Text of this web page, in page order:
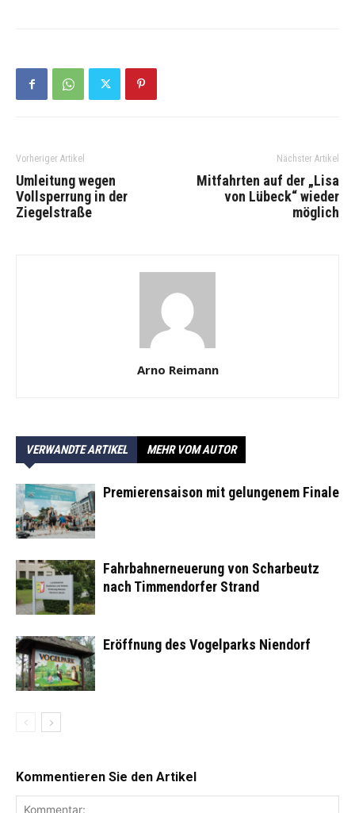
Vorheriger Artikel
Umleitung wegen
Vollsperrung in der
Ziegelstraße
Nächster Artikel
Mitfahrten auf der „Lisa
von Lübeck“ wieder
möglich
Arno Reimann
VERWANDTE ARTIKEL MEHR VOM AUTOR
Premierensaison mit gelungenem Finale
Fahrbahnerneuerung von Scharbeutz
nach Timmendorfer Strand
Eröffnung des Vogelparks Niendorf
Kommentieren Sie den Artikel